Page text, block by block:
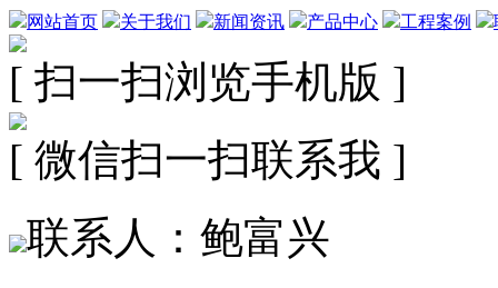
网站首页 关于我们 新闻资讯 产品中心 工程案例
[ 扫一扫浏览手机版 ]
[ 微信扫一扫联系我 ]
联系人：鲍富兴